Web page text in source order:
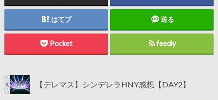
はてブ 送る
Pocket feedly
【デレマス】シンデレラHNY感想【DAY2】